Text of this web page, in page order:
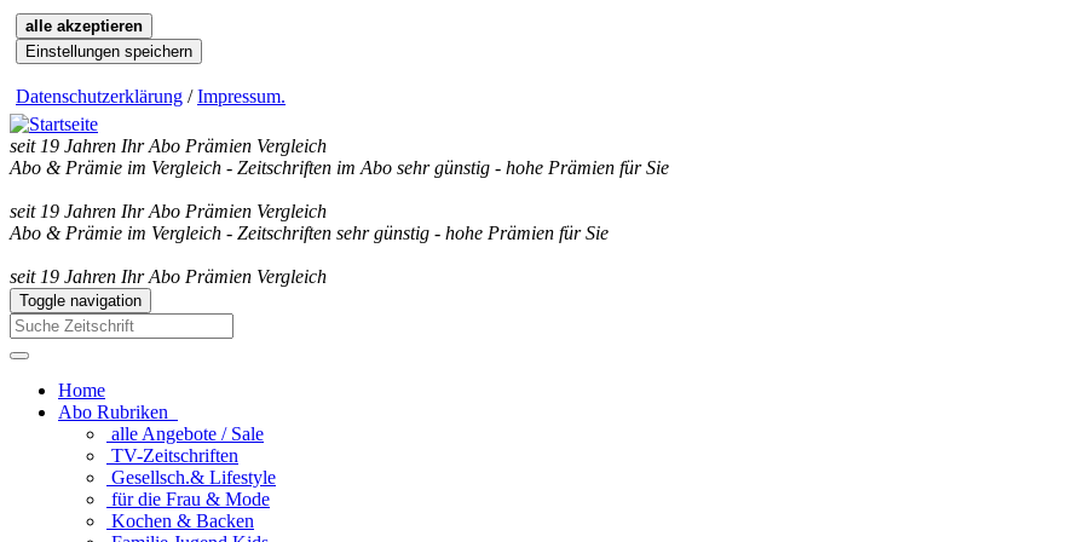
alle akzeptieren
Einstellungen speichern
Datenschutzerklärung /Impressum.
seit 19 Jahren Ihr Abo Prämien Vergleich
Abo & Prämie im Vergleich - Zeitschriften im Abo sehr günstig - hohe Prämien für Sie
seit 19 Jahren Ihr Abo Prämien Vergleich
Abo & Prämie im Vergleich - Zeitschriften sehr günstig - hohe Prämien für Sie
seit 19 Jahren Ihr Abo Prämien Vergleich
Toggle navigation
Home
Abo Rubriken
alle Angebote / Sale
TV-Zeitschriften
Gesellsch.& Lifestyle
für die Frau & Mode
Kochen & Backen